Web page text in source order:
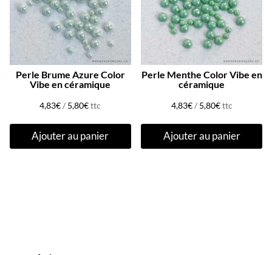
Perle Brume Azure Color
Vibe en céramique
4,83€/ 5,80€ttc
Ajouter au panier
Perle Menthe Color Vibe en
céramique
4,83€/ 5,80€ttc
Ajouter au panier